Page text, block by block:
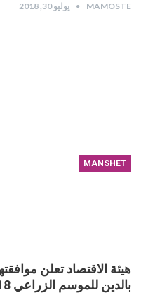
MAMOSTE يوليو 30, 2018
MANSHET
هيئة الاقتصاد تعلن
بالدين للموسم الزراعي 2018